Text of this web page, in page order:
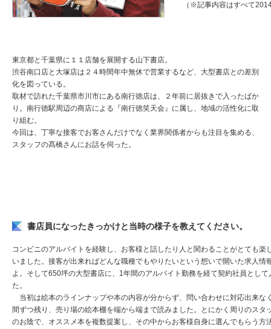
（※記事内容はすべて
東京都と千葉県に１１店舗を展開する山下書店。
渋谷南口店と大塚店は２４時間年中無休で営業するなど、大型書店との差別
化を図っている。
取材で訪れた千葉県市川市にある南行徳店は、２年前に居抜きで入ったばか
り。南行徳駅周辺の商店による『南行徳笑天会』に属し、地域の活性化に取
り組む。
今回は、丁寧な接客でお客さんだけでなく業界関係者からも注目を集める、
スタッフの髙橋さんにお話を伺った。
書店員になったきっかけと当時の様子を教えてください。
コンビニのアルバイトを経験し、お客様と話したり人と関わることがとても
いました。接客が出来ればどんな職種でもやりたいという想いで開いた求人
よ。そして650坪の大型書店に、1年間のアルバイト勤務を経て契約社員とし
た。
当初は絵本のラインナップや本の内容が分からず、問い合わせに対応出来な
間ずつ残り、売り場の絵本棚を端から端まで読みました。とにかく周りのス
のお陰で、オススメ本を複数提案し、その中からお客様自身に選んでもらう